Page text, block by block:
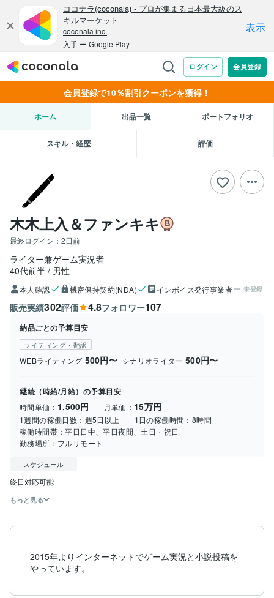
会員登録で10％割引クーポンを獲得！
ホーム 出品一覧 ポートフォリオ
スキル・経歴 評価
木木上入＆ファンキキ
最終ログイン： 2日前
ライター兼ゲーム実況者
40代前半
男性
本人確認 機密保持契約(NDA) インボイス発行事業者 未登録
販売実績302評価 4.8フォロワー107
納品ごとの予算目安
ライティング・翻訳
WEBライティング 500円〜 シナリオライター 500円〜
継続（時給/月給）の予算目安
時間単価： 1,500円 月単価： 15万円
1週間の稼働日数： 週5日以上 1日の稼働時間： 8時間
稼働時間帯：平日日中、平日夜間、土日・祝日
勤務場所： フルリモート
スケジュール
もっと見る
2015年よりインターネットでゲーム実況と小説投稿を
やっています。